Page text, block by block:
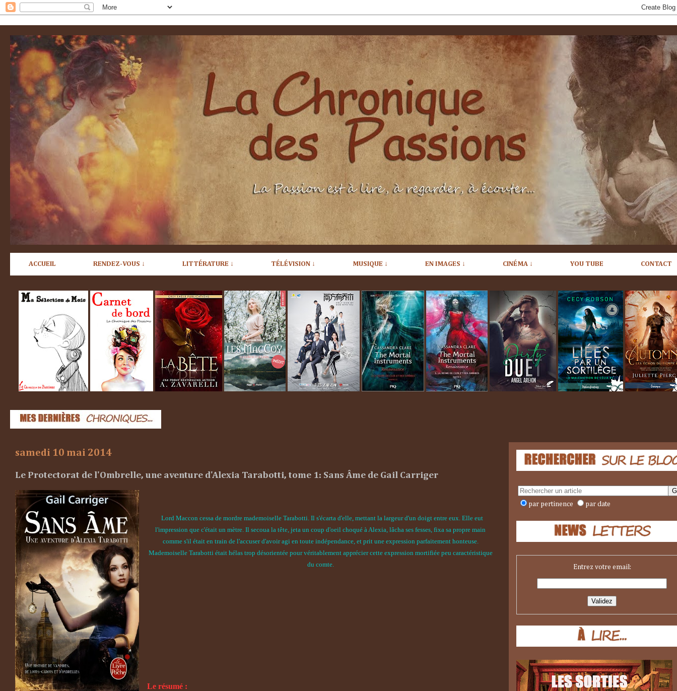
ACCUEIL RENDEZ-VOUS ↓ LITTÉRATURE ↓ TÉLÉVISION ↓ MUSIQUE ↓ EN IMAGES ↓ CINÉMA ↓ YOU TUBE CONTACT
samedi 10 mai 2014
Le Protectorat de l'Ombrelle, une aventure d'Alexia Tarabotti, tome 1: Sans Âme de Gail Carriger
Lord Maccon cessa de mordre mademoiselle Tarabotti. Il s'écarta d'elle, mettant la largeur d'un doigt entre eux. Elle eut
l'impression que c'était un mètre. Il secoua la tête, jeta un coup d'oeil choqué à Alexia, lâcha ses fesses, fixa sa propre main
comme s'il était en train de l'accuser d'avoir agi en toute indépendance, et prit une expression parfaitement honteuse.
Mademoiselle Tarabotti était hélas trop désorientée pour véritablement apprécier cette expression mortifiée peu caractéristique
du comte.
Le résumé :
par pertinence par date
Entrez votre email: